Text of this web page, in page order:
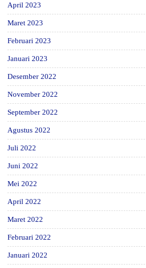
April 2023
Maret 2023
Februari 2023
Januari 2023
Desember 2022
November 2022
September 2022
Agustus 2022
Juli 2022
Juni 2022
Mei 2022
April 2022
Maret 2022
Februari 2022
Januari 2022